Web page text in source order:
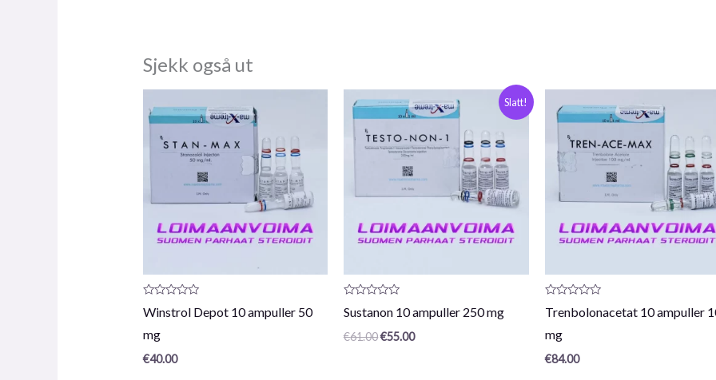
Sjekk også ut
Produktanmeldelse:
0
5
Winstrol Depot 10 ampuller 50
mg
€40.00
Slatt!
Produktanmeldelse:
0
5
Sustanon 10 ampuller 250 mg
€61.00
pris
€61,00.
€55.00
pris
€55,00.
Produktanmeldelse:
0
5
Trenbolonacetat 10 ampuller
mg
€84.00